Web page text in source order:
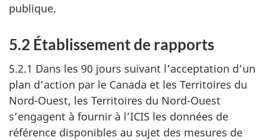
publique.
5.2 Établissement de rapports
5.2.1 Dans les 90 jours suivant l’acceptation d’un
plan d’action par le Canada et les Territoires du
Nord-Ouest, les Territoires du Nord-Ouest
s’engagent à fournir à l’ICIS les données de
référence disponibles au sujet des mesures de